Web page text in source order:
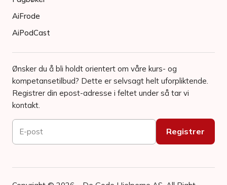
AiFrode
AiPodCast
Ønsker du å bli holdt orientert om våre kurs- og
kompetansetilbud? Dette er selvsagt helt uforpliktende.
Registrer din epost-adresse i feltet under så tar vi
kontakt.